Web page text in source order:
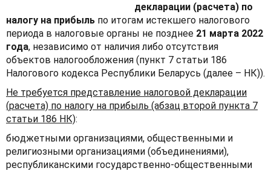
декларации (расчета) по
налогу на прибыль по итогам истекшего налогового
периода в налоговые органы не позднее 21 марта 2022
года, независимо от наличия либо отсутствия
объектов налогообложения (пункт 7 статьи 186
Налогового кодекса Республики Беларусь (далее – НК)).
Не требуется представление налоговой декларации
(расчета) по налогу на прибыль (абзац второй пункта 7
статьи 186 НК):
бюджетными организациями, общественными и
религиозными организациями (объединениями),
республиканскими государственно-общественными